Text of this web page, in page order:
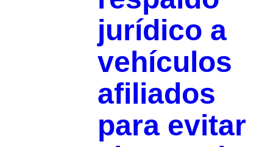
jurídico a
vehículos
afiliados
para evitar